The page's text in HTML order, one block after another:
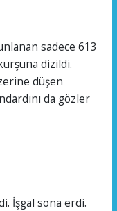
sadece 613
dizildi.
düşen
da gözler
İşgal sona erdi.